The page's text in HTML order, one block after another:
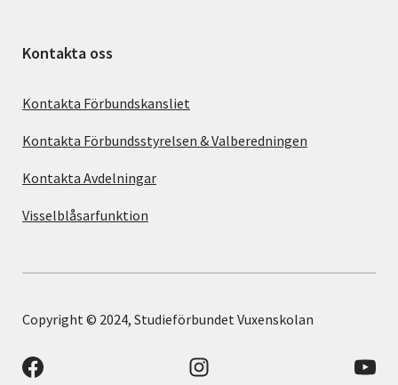
Kontakta oss
Kontakta Förbundskansliet
Kontakta Förbundsstyrelsen & Valberedningen
Kontakta Avdelningar
Visselblåsarfunktion
Copyright © 2024, Studieförbundet Vuxenskolan